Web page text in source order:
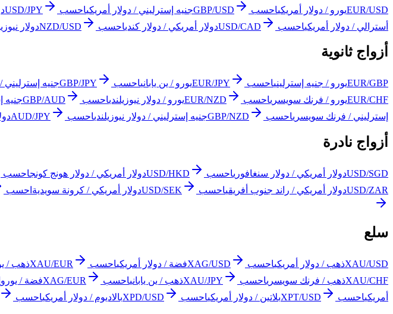
EUR/USDيورو / دولار أمريكياحسب GBP/USDجنيه إسترليني / دولار أمريكياحسب USD/JPY
أسترالي / دولار أمريكياحسب USD/CADدولار أمريكي / دولار كندياحسب NZD/USDدولار
أزواج ثانوية
EUR/GBPيورو / جنيه إسترلينياحسب EUR/JPYيورو / ين يابانياحسب GBP/JPYجنيه إسترليني /
EUR/CHFيورو / فرنك سويسرياحسب EUR/NZDيورو / دولار نيوزيلندياحسب GBP/AUDجنيه
إسترليني / فرنك سويسرياحسب GBP/NZDجنيه إسترليني / دولار نيوزيلندياحسب AUD/JPY
أزواج نادرة
USD/SGDدولار أمريكي / دولار سنغافورياحسب USD/HKDدولار أمريكي / دولار هونج كونجاحسب
USD/ZARدولار أمريكي / راند جنوب أفريقياحسب USD/SEKدولار أمريكي / كرونة سويدية احسب
سلع
XAU/USDذهب / دولار أمريكياحسب XAG/USDفضة / دولار أمريكياحسب XAU/EURذهب /
XAU/CHFذهب / فرنك سويسرياحسب XAU/JPYذهب / ين يابانياحسب XAG/EURفضة / يورو
أمريكياحسب XPT/USDبلاتين / دولار أمريكياحسب XPD/USDبالاديوم / دولار أمريكياحسب